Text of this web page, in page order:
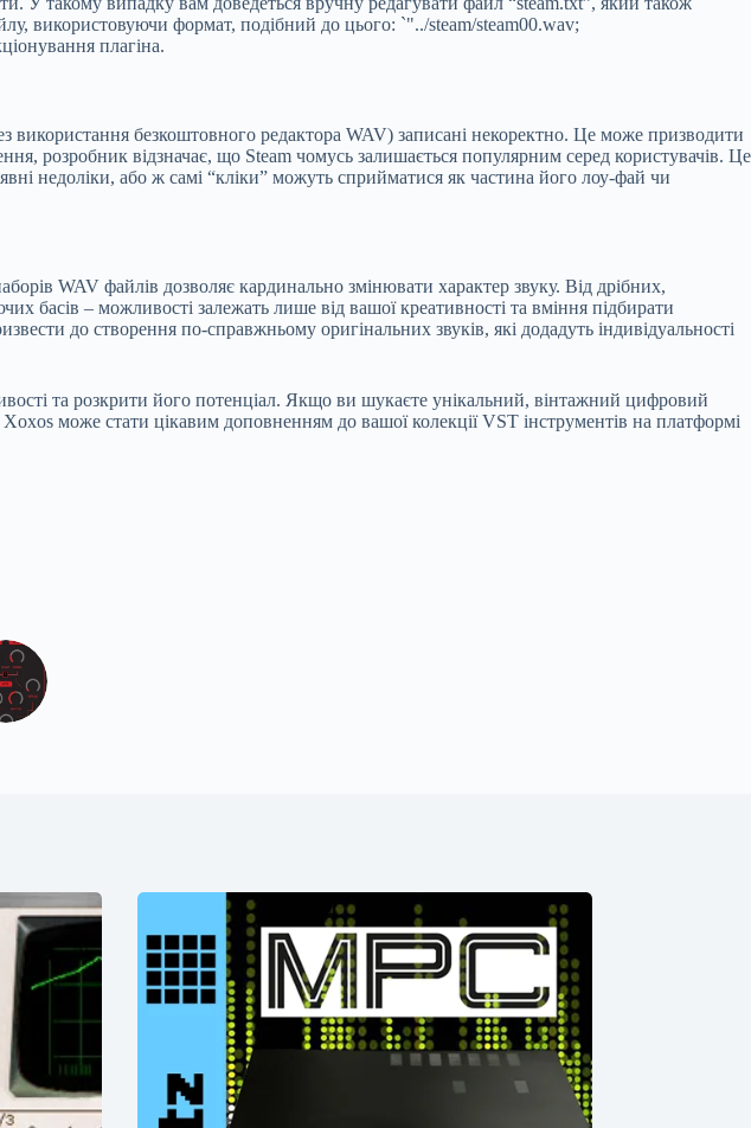
використовуючи формат, подібний до цього: `"../steam/steam00.wav;
плагіна.
використання безкоштовного редактора WAV) записані некоректно. Це може призводити
розробник відзначає, що Steam чомусь залишається популярним серед користувачів. Це
недоліки, або ж самі “кліки” можуть сприйматися як частина його лоу-фай чи
WAV файлів дозволяє кардинально змінювати характер звуку. Від дрібних,
басів – можливості залежать лише від вашої креативності та вміння підбирати
до створення по-справжньому оригінальних звуків, які додадуть індивідуальності
та розкрити його потенціал. Якщо ви шукаєте унікальний, вінтажний цифровий
може стати цікавим доповненням до вашої колекції VST інструментів на платформі